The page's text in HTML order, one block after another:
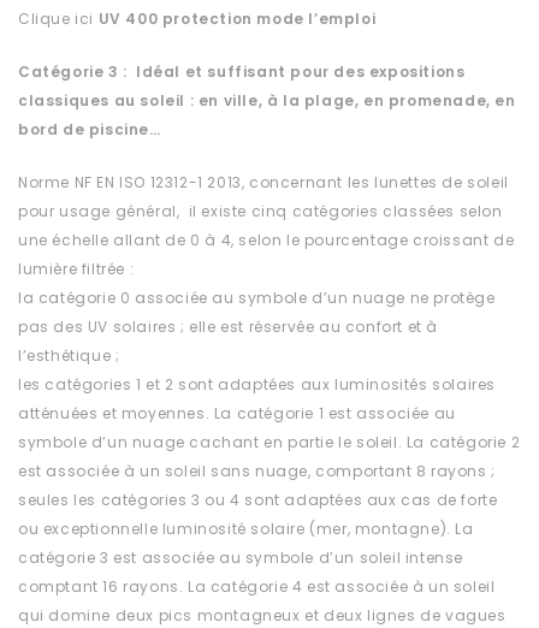
Clique ici UV 400 protection mode l’emploi
Catégorie 3 : Idéal et suffisant pour des expositions
classiques au soleil : en ville, à la plage, en promenade, en
bord de piscine…
Norme NF EN ISO 12312-1 2013, concernant les lunettes de soleil
pour usage général, il existe cinq catégories classées selon
une échelle allant de 0 à 4, selon le pourcentage croissant de
lumière filtrée :
la catégorie 0 associée au symbole d’un nuage ne protège
pas des UV solaires ; elle est réservée au confort et à
l’esthétique ;
les catégories 1 et 2 sont adaptées aux luminosités solaires
atténuées et moyennes. La catégorie 1 est associée au
symbole d’un nuage cachant en partie le soleil. La catégorie 2
est associée à un soleil sans nuage, comportant 8 rayons ;
seules les catégories 3 ou 4 sont adaptées aux cas de forte
ou exceptionnelle luminosité solaire (mer, montagne). La
catégorie 3 est associée au symbole d’un soleil intense
comptant 16 rayons. La catégorie 4 est associée à un soleil
qui domine deux pics montagneux et deux lignes de vagues